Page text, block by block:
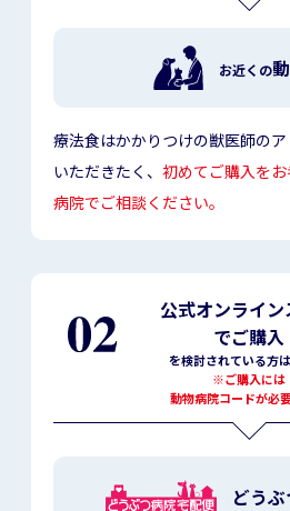
お近くの
療法食はかかりつけの獣医師の
いただきたく、初めてご購入を
病院でご相談ください。
公式オンライ
でご購入
を検討されている方
※ご購入には
動物病院コードが必要
どう